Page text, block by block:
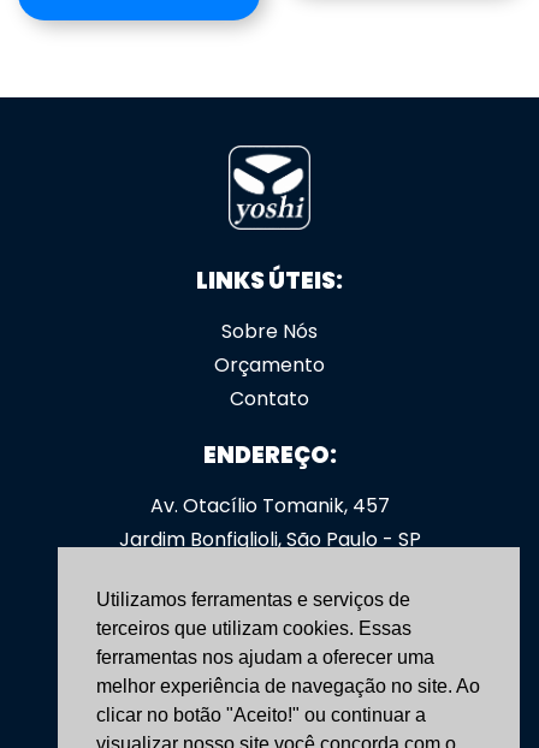
LINKS ÚTEIS:
Sobre Nós
Orçamento
Contato
ENDEREÇO:
Av. Otacílio Tomanik, 457
Jardim Bonfiglioli, São Paulo - SP
SIGA-NOS:
yoshimoveis
CONTATO:
Utilizamos ferramentas e serviços de
terceiros que utilizam cookies. Essas
ferramentas nos ajudam a oferecer uma
melhor experiência de navegação no site. Ao
clicar no botão "Aceito!" ou continuar a